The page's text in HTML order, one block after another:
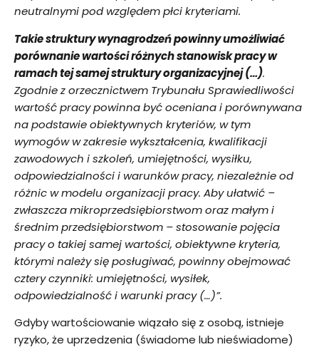
neutralnymi pod względem płci kryteriami.
Takie struktury wynagrodzeń powinny umożliwiać
porównanie wartości różnych stanowisk pracy w
ramach tej samej struktury organizacyjnej (…).
Zgodnie z orzecznictwem Trybunału Sprawiedliwości
wartość pracy powinna być oceniana i porównywana
na podstawie obiektywnych kryteriów, w tym
wymogów w zakresie wykształcenia, kwalifikacji
zawodowych i szkoleń, umiejętności, wysiłku,
odpowiedzialności i warunków pracy, niezależnie od
różnic w modelu organizacji pracy. Aby ułatwić –
zwłaszcza mikroprzedsiębiorstwom oraz małym i
średnim przedsiębiorstwom – stosowanie pojęcia
pracy o takiej samej wartości, obiektywne kryteria,
którymi należy się posługiwać, powinny obejmować
cztery czynniki: umiejętności, wysiłek,
odpowiedzialność i warunki pracy (…)”.
Gdyby wartościowanie wiązało się z osobą, istnieje
ryzyko, że uprzedzenia (świadome lub nieświadome)